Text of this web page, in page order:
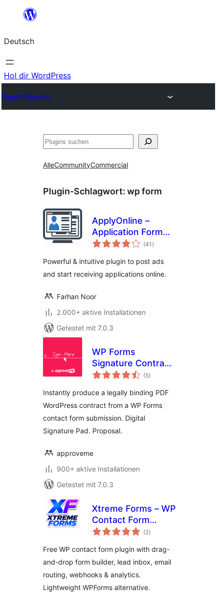
springen
Deutsch
Hol dir WordPress
Plugin Directory
Suchen
AlleCommunityCommercial
Plugin-Schlagwort: wp form
ApplyOnline –
Application Form
Builder and (41 Bewertungen
insgesamt
)
Powerful & intuitive plugin to post ads
and start receiving applications online.
Farhan Noor
2.000+ aktive Installationen
Getestet mit 7.0.3
WP Forms
Signature Contract
Add-On
(5Bewertungen
insgesamt
)
Instantly produce a legally binding PDF
WordPress contract from a WP Forms
contact form submission. Digital
Signature Pad. Proposal.
approveme
900+ aktive Installationen
Getestet mit 7.0.3
Xtreme Forms – WP
Contact Form
Builder, Lead
Email & Webhooks
(2Bewertungen
insgesamt
)
Free WP contact form plugin with drag-
and-drop form builder, lead inbox, email
routing, webhooks & analytics.
Lightweight WPForms alternative.